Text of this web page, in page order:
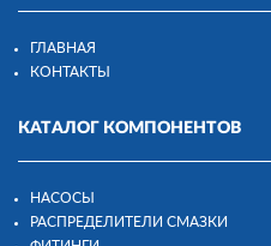
ГЛАВНАЯ
КОНТАКТЫ
КАТАЛОГ КОМПОНЕНТОВ
НАСОСЫ
РАСПРЕДЕЛИТЕЛИ СМАЗКИ